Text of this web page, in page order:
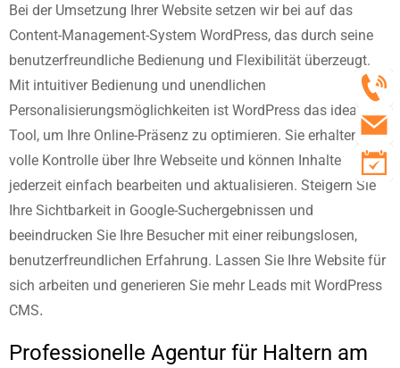
Bei der Umsetzung Ihrer Website setzen wir bei auf das
Content-Management-System WordPress, das durch seine
benutzerfreundliche Bedienung und Flexibilität überzeugt.
Mit intuitiver Bedienung und unendlichen
Personalisierungsmöglichkeiten ist WordPress das ideale
Tool, um Ihre Online-Präsenz zu optimieren. Sie erhalten
volle Kontrolle über Ihre Webseite und können Inhalte
jederzeit einfach bearbeiten und aktualisieren. Steigern Sie
Ihre Sichtbarkeit in Google-Suchergebnissen und
beeindrucken Sie Ihre Besucher mit einer reibungslosen,
benutzerfreundlichen Erfahrung. Lassen Sie Ihre Website für
sich arbeiten und generieren Sie mehr Leads mit WordPress
CMS.
Professionelle Agentur für Haltern am